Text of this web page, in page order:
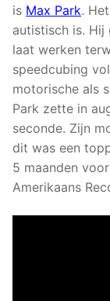
is Max Park.
autistisch is. Hij
laat werken
speedcubing
motorische als
Park zette in
seconde. Zijn
dit was een
5 maanden
Amerikaans